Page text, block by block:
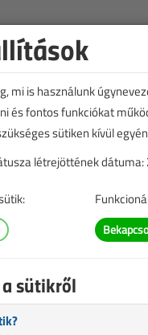
mi is használunk
és fontos funkciókat
sütiken kívül
létrejöttének dátuma:
sütikről